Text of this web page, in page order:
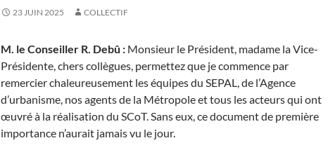
23 JUIN 2025 COLLECTIF
M. le Conseiller R. Debû : Monsieur le Président, madame la Vice-
Présidente, chers collègues, permettez que je commence par
remercier chaleureusement les équipes du SEPAL, de l’Agence
d’urbanisme, nos agents de la Métropole et tous les acteurs qui ont
œuvré à la réalisation du SCoT. Sans eux, ce document de première
importance n’aurait jamais vu le jour.